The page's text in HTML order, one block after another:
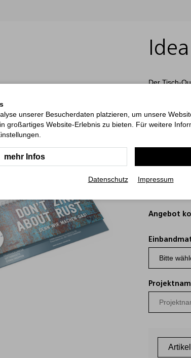
Der Tisch-
individuelle
bietet er
(D/GB/F)
8 bis 21 Uhr
oberen
für
ab 50 Stück
Angebot
unserer Besucherdaten platzieren, um unsere
großartiges Website-Erlebnis zu bieten. Für weitere
mehr Infos
Datenschutz Impressum